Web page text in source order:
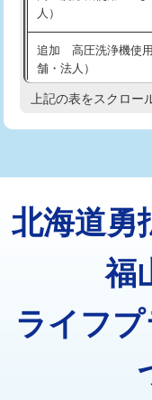
業）
排水管工事（追加 排
え）
マス交換（土の掘削
マス交換（深さ50㎝
コンクリート斫り（
モルタル補修（厚さ
人）
追加 高圧洗浄機使
舗・法人）
高度高圧洗浄換
トーラー機使用/3m
追加トーラー機使用/
止水・漏水調査・防
止水・漏水調査・防
上記の表をスクロー
北海道勇
福
ライフ